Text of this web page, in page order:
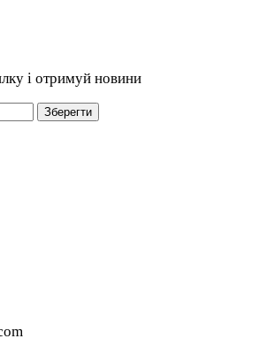
і отримуй новини
Зберегти